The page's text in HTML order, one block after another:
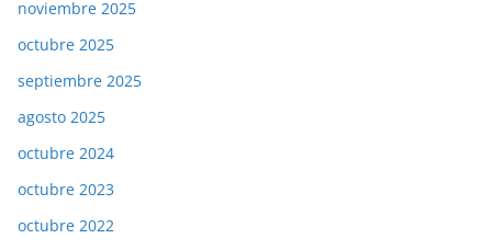
noviembre 2025
octubre 2025
septiembre 2025
agosto 2025
octubre 2024
octubre 2023
octubre 2022